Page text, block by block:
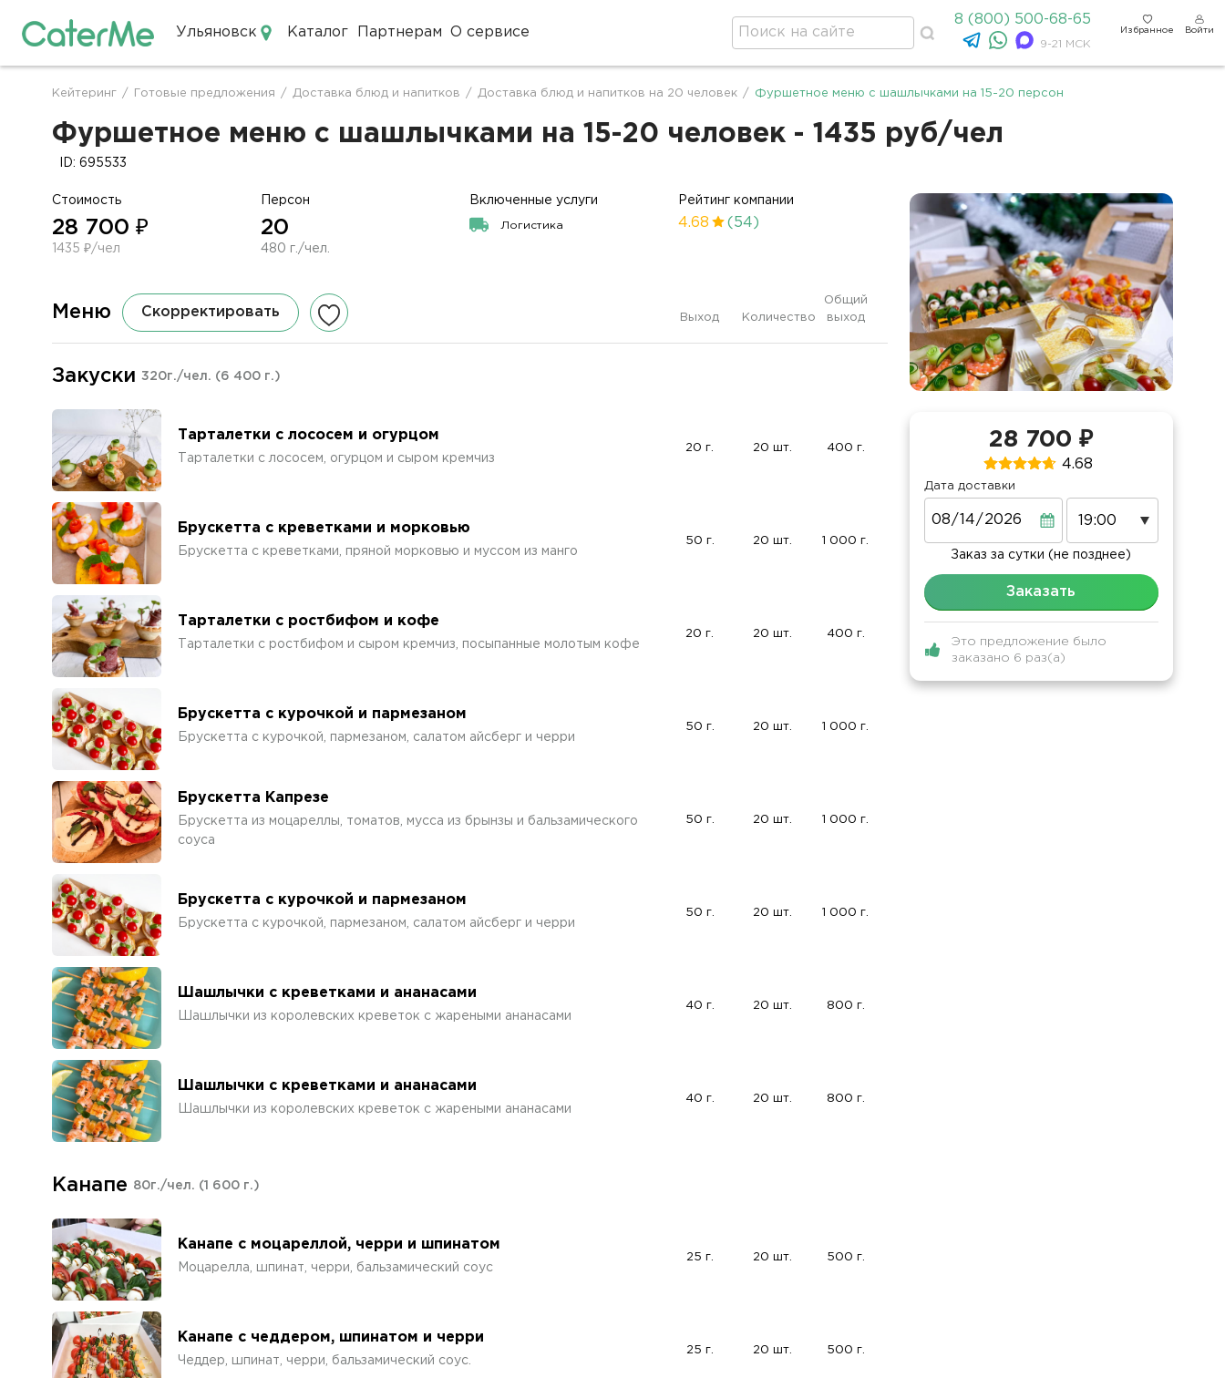
Ульяновск Каталог Партнерам О сервисе
8 (800) 500-68-65
9-21 МСК
Избранное Войти
Строка
навигации
Кейтеринг / Готовые предложения / Доставка блюд и напитков / Доставка блюд и напитков на 20 человек / Фуршетное меню с шашлычками на 15-20 персон
Фуршетное меню с шашлычками на 15-20 человек - 1435 руб/чел
ID: 695533
Стоимость
28 700 ₽
1435 ₽/чел
Персон
20
480 г./чел.
Включенные услуги
Логистика
Рейтинг компании
4.68 (54)
Меню Скорректировать Выход Количество
Общий
выход
Закуски 320г./чел. (6 400 г.)
Тарталетки с лососем и огурцом
Тарталетки с лососем, огурцом и сыром кремчиз
20 г. 20 шт. 400 г.
Брускетта с креветками и морковью
Брускетта с креветками, пряной морковью и муссом из манго
50 г. 20 шт. 1 000 г.
Тарталетки с ростбифом и кофе
Тарталетки с ростбифом и сыром кремчиз, посыпанные молотым кофе
20 г. 20 шт. 400 г.
Брускетта с курочкой и пармезаном
Брускетта с курочкой, пармезаном, салатом айсберг и черри
50 г. 20 шт. 1 000 г.
Брускетта Капрезе
Брускетта из моцареллы, томатов, мусса из брынзы и бальзамического
соуса
50 г. 20 шт. 1 000 г.
Брускетта с курочкой и пармезаном
Брускетта с курочкой, пармезаном, салатом айсберг и черри
50 г. 20 шт. 1 000 г.
Шашлычки с креветками и ананасами
Шашлычки из королевских креветок с жареными ананасами
40 г. 20 шт. 800 г.
Шашлычки с креветками и ананасами
Шашлычки из королевских креветок с жареными ананасами
40 г. 20 шт. 800 г.
Канапе 80г./чел. (1 600 г.)
Канапе с моцареллой, черри и шпинатом
Моцарелла, шпинат, черри, бальзамический соус
25 г. 20 шт. 500 г.
Канапе с чеддером, шпинатом и черри
Чеддер, шпинат, черри, бальзамический соус.
25 г. 20 шт. 500 г.
28 700 ₽
4.68
Дата доставки
Заказ за сутки (не позднее)
Заказать
Это предложение было
заказано 6 раз(а)